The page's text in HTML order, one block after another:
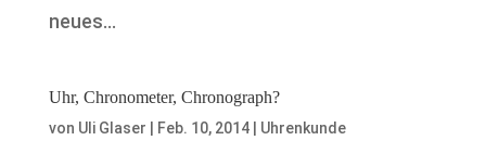
neues...
Uhr, Chronometer, Chronograph?
von Uli Glaser Feb. 10, 2014| Uhrenkunde